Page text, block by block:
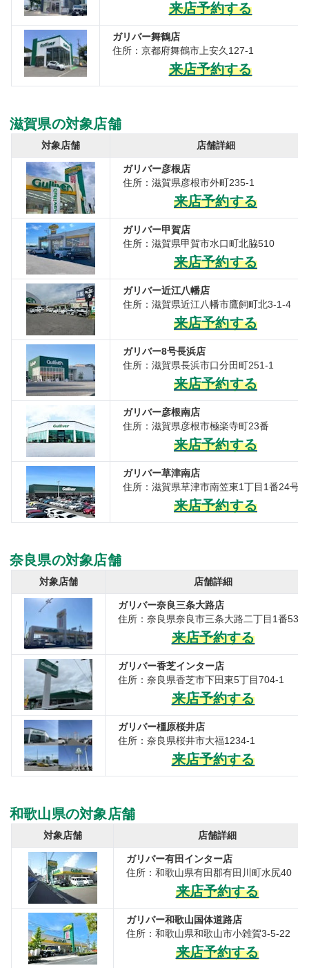
来店予約する
ガリバー舞鶴店
住所：京都府舞鶴市上安久127-1
来店予約する
滋賀県の対象店舗
対象店舗 店舗詳細
ガリバー彦根店
住所：滋賀県彦根市外町235-1
来店予約する
ガリバー甲賀店
住所：滋賀県甲賀市水口町北脇510
来店予約する
ガリバー近江八幡店
住所：滋賀県近江八幡市鷹飼町北3-1-4
来店予約する
ガリバー8号長浜店
住所：滋賀県長浜市口分田町251-1
来店予約する
ガリバー彦根南店
住所：滋賀県彦根市極楽寺町23番
来店予約する
ガリバー草津南店
住所：滋賀県草津市南笠東1丁目1番24号
来店予約する
奈良県の対象店舗
対象店舗 店舗詳細
ガリバー奈良三条大路店
住所：奈良県奈良市三条大路二丁目1番53号
来店予約する
ガリバー香芝インター店
住所：奈良県香芝市下田東5丁目704-1
来店予約する
ガリバー橿原桜井店
住所：奈良県桜井市大福1234-1
来店予約する
和歌山県の対象店舗
対象店舗 店舗詳細
ガリバー有田インター店
住所：和歌山県有田郡有田川町水尻40
来店予約する
ガリバー和歌山国体道路店
住所：和歌山県和歌山市小雑賀3-5-22
来店予約する